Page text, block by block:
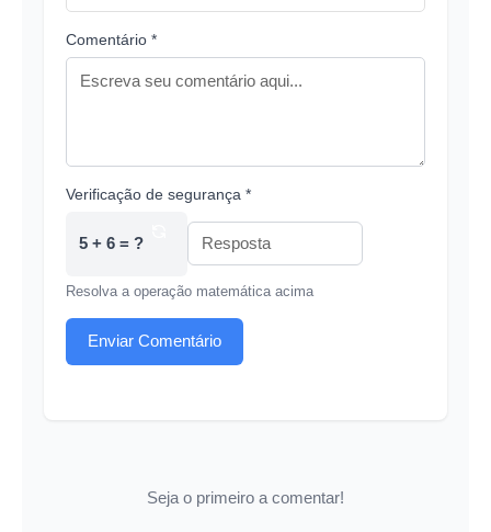
Comentário *
Verificação de segurança *
5 + 6 = ?
Resolva a operação matemática acima
Enviar Comentário
Seja o primeiro a comentar!